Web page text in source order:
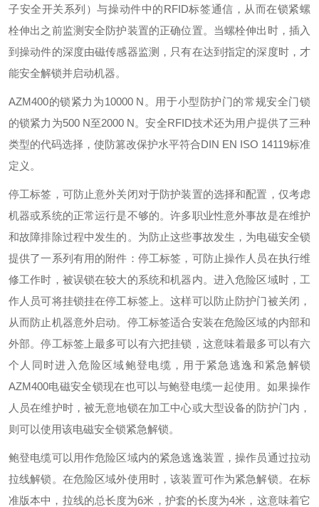
子安全开关系列）与操动件中的RFID标签通信，从而在锁紧螺
栓伸出之前监测安全防护装置的正确位置。当螺栓伸出时，插入
到操动件的深度由磁传感器监测，只有在达到指定的深度时，才
能安全解锁并启动机器。
AZM400的锁紧力为10000 N。用于小型防护门的常规安全门锁
的锁紧力为500 N至2000 N。安全RFID技术还为用户提供了三种
类型的代码选择，使防篡改保护水平符合DIN EN ISO 14119标准
定义。
停工标签，可防止意外关闭对于防护装置的选择和配置，仅考虑
机器或系统的正常运行是不够的。许多职业性意外事故是在维护
和故障排除过程中发生的。为防止这些事故发生，为电磁安全锁
提供了一系列有用的附件：停工标签，可防止操作人员在执行维
修工作时，被误锁在较大的系统和机器内。进入危险区域时，工
作人员可将挂锁挂在停工标签上。这样可以防止防护门被关闭，
从而防止机器意外启动。停工标签适合安装在危险区域的内部和
外部。停工标签上最多可以有六把挂锁，这意味着最多可以有六
个人同时进入危险区域鲍登电缆，用于紧急逃逸和紧急解锁
AZM400电磁安全锁现在也可以与鲍登电缆一起使用。如果操作
人员在维护时，被无意地锁在加工中心或大型设备的防护门内，
则可以使用该电磁安全锁紧急解锁。
鲍登电缆可以用作危险区域内的紧急逃逸装置，操作员通过拉动
拉线解锁。在危险区域外使用时，该装置可作为紧急解锁。在标
准版本中，拉线的总长度为6米，护套的长度为4米，这意味着它